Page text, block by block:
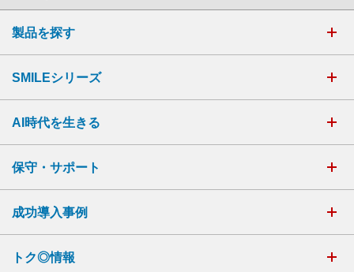
製品を探す
SMILEシリーズ
AI時代を生きる
保守・サポート
成功導入事例
トク◎情報